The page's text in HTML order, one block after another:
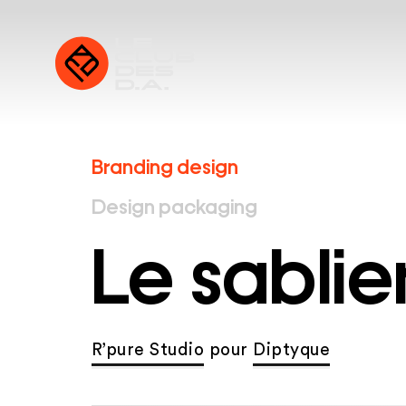
Branding design
Design packaging
Le
R’pure Studio pour Diptyque